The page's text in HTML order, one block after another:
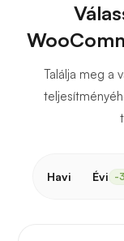
Találja meg a
Havi Évi -